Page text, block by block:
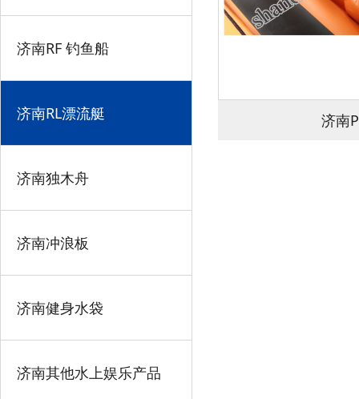
济南RF 钓鱼船
济南RL漂流艇
济南独木舟
济南冲浪板
济南健身水袋
济南其他水上娱乐产品
济南